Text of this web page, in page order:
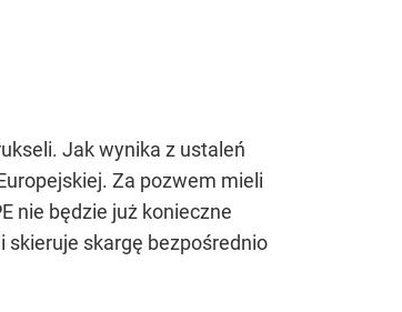
Jak wynika z ustaleń
Za pozwem mieli
nie będzie już konieczne
skieruje skargę bezpośrednio